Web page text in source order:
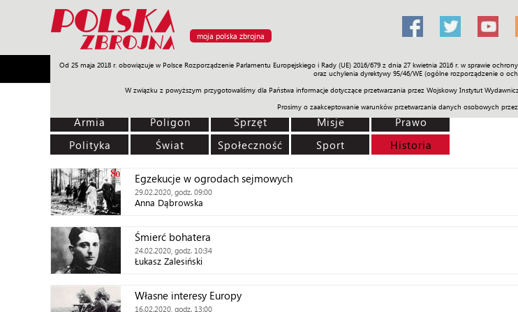
moja polska zbrojna
Od 25 maja 2018 r. obowiązuje w Polsce Rozporządzenie Parlamentu Europejskiego i Rady (UE) 2016/679 z dnia 27 kwietnia 2016 r. w sprawie
oraz uchylenia dyrektywy 95/46/WE (ogólne rozporządzenie o
W związku z powyższym przygotowaliśmy dla Państwa informacje dotyczące przetwarzania przez Wojskowy Instytut
Prosimy o zaakceptowanie warunków przetwarzania danych osobowych
Armia Poligon Sprzęt Misje Polityka Prawo Świat Społeczność Sport Historia
Armia Poligon Sprzęt Misje
Prawo
Polityka
Świat Społeczność Sport Historia
Egzekucje w ogrodach sejmowych
29.02.2020, godz. 09:00
Anna Dąbrowska
Śmierć bohatera
24.02.2020, godz. 10:34
Łukasz Zalesiński
Własne interesy Europy
16.02.2020, godz. 13:00